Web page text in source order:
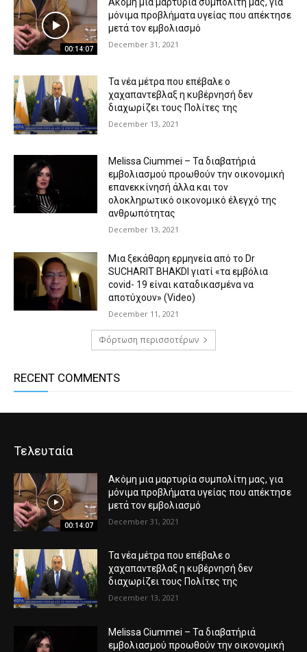
00:14:07
Ακόμη μια μαρτυρία συμπολίτη μας, για
μόνιμα προβλήματα υγείας που απέκτησε
μετά τον εμβολιασμό
December 31, 2021
Τα νέα μέτρα που επέβαλε ο
χαχαπαντεβλαξ η κυβέρνησή δεν
διαχωρίζει τους Πολίτες της
December 13, 2021
Melissa Ciummei – Τα διαβατήριά
εμβολιασμού προωθούν την οικονομική
επανεκκίνησή άλλα και τον
ολοκληρωτικό οικονομικό έλεγχό της
ανθρωπότητας
December 13, 2021
Μια ξεκάθαρη ερμηνεία από το Dr
SUCHARIT BHAKDI γιατί «τα εμβόλια
covid- 19 είναι καταδικασμένα να
αποτύχουν» (Video)
December 11, 2021
Φόρτωση περισσοτέρων
RECENT COMMENTS
Τελευταία
00:14:07
Ακόμη μια μαρτυρία συμπολίτη μας, για
μόνιμα προβλήματα υγείας που απέκτησε
μετά τον εμβολιασμό
December 31, 2021
Τα νέα μέτρα που επέβαλε ο
χαχαπαντεβλαξ η κυβέρνησή δεν
διαχωρίζει τους Πολίτες της
December 13, 2021
Melissa Ciummei – Τα διαβατήριά
εμβολιασμού προωθούν την οικονομική